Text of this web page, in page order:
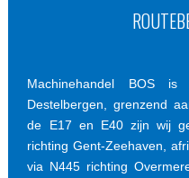
Machinehandel BOS
Destelbergen, grenzend
de E17 en E40 zijn wij
richting Gent-Zeehaven,
via N445 richting